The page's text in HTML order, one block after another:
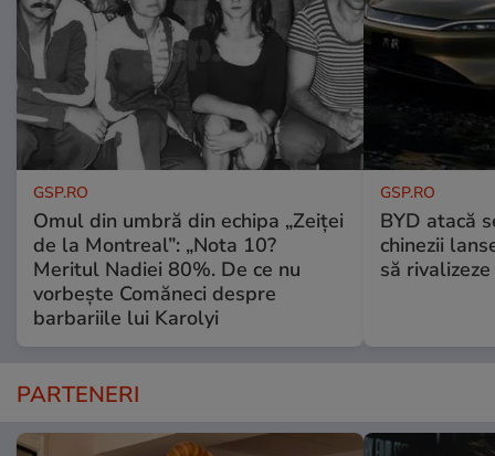
GSP.RO
Omul din umbră din echipa „Zeiței
de la Montreal”: „Nota 10?
Meritul Nadiei 80%. De ce nu
vorbește Comăneci despre
barbariile lui Karolyi
GSP.RO
BYD atacă
chinezii
să
PARTENERI